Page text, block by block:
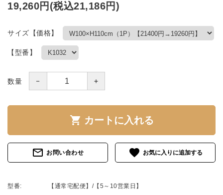
19,260円(税込21,186円)
サイズ【価格】
【型番】
数量 － ＋
shopping_cart カートに入れる
mail_outline お問い合わせ favorite
型番: 【通常宅配便】/【5～10営業日】